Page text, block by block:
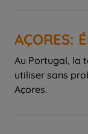
AÇORES:
Au Portugal, la
utiliser sans
Açores.